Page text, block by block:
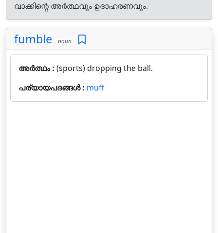
വാക്കിന്റെ അർത്ഥവും ഉദാഹരണവും.
fumble noun
അർത്ഥം : (sports) dropping the ball.
പര്യായപദങ്ങൾ : muff